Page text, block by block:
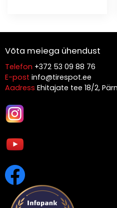
Võta meiega ühendust
Telefon +372 53 09 88 76
E-post info@tirespot.ee
Aadress Ehitajate tee 18/2,